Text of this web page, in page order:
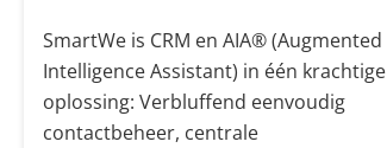
SmartWe is CRM en AIA® (Augmented
Intelligence Assistant) in één krachtige
oplossing: Verbluffend eenvoudig
contactbeheer, centrale